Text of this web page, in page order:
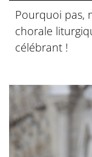
Pourquoi pas,
chorale
célébrant !